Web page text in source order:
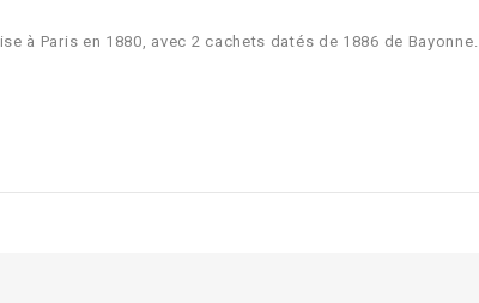
à Paris en 1880, avec 2 cachets datés de 1886 de Bayonne.